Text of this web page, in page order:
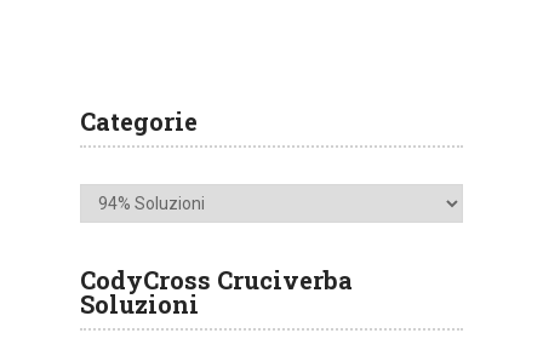
Categorie
Categorie
CodyCross Cruciverba
Soluzioni